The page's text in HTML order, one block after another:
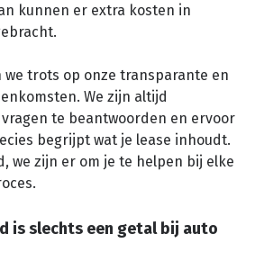
kunnen er extra kosten in
we trots op onze transparante en
We zijn altijd
te beantwoorden en ervoor
begrijpt wat je lease inhoudt.
we zijn er om je te helpen bij elke
is slechts een getal bij auto